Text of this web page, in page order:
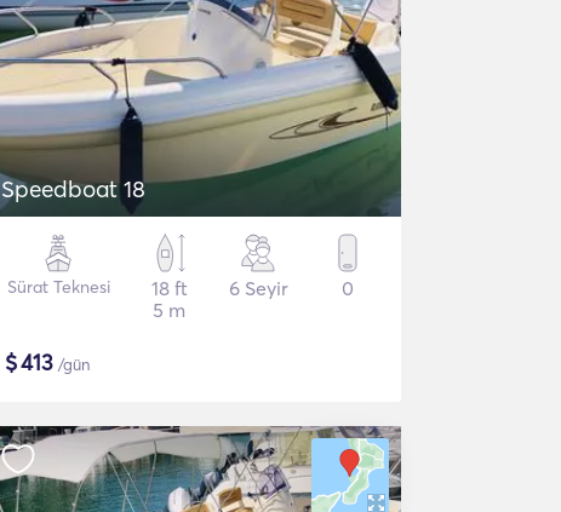
Speedboat 18
Sürat Teknesi
18 ft
5 m
6 Seyir 0
$413 /gün